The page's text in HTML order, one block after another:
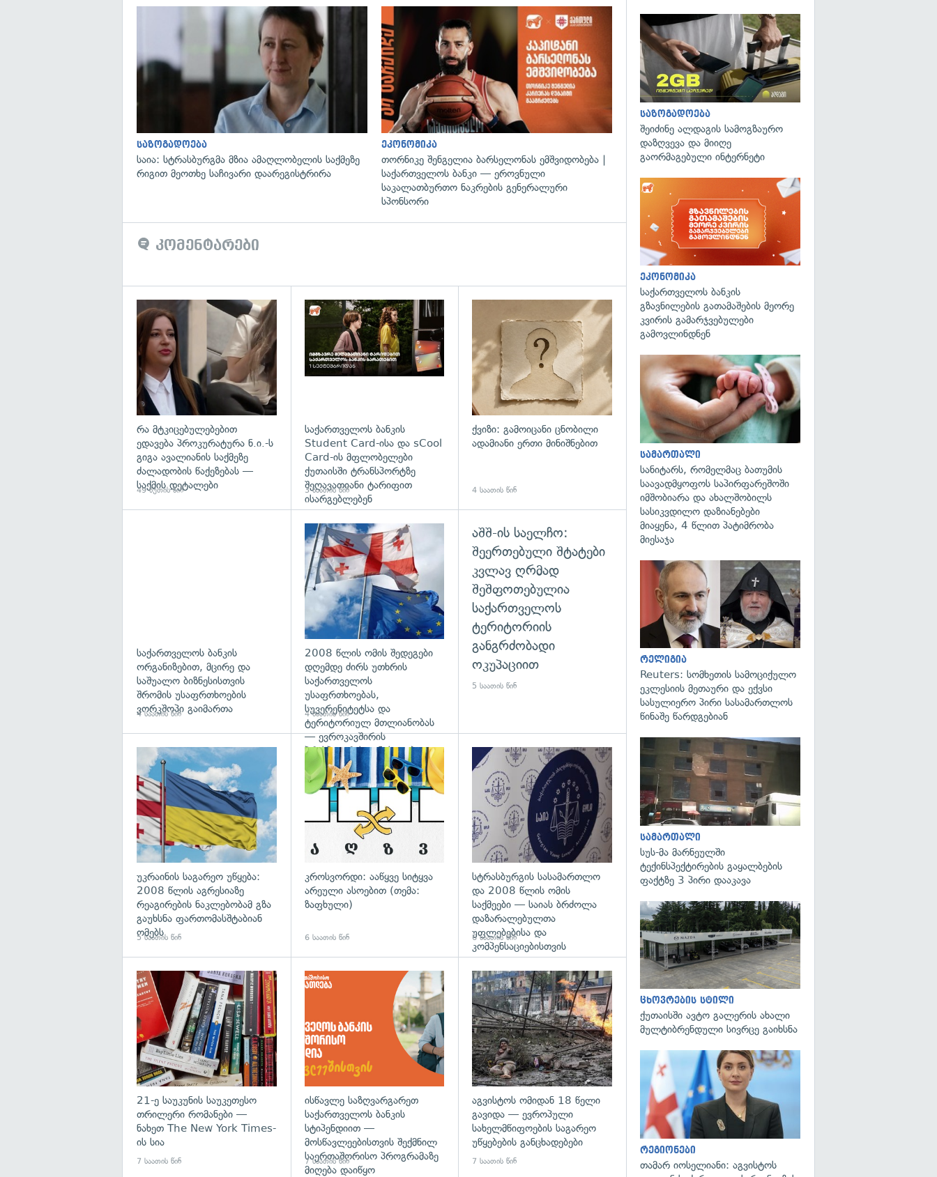
საზოგადოება
საია: სტრასბურგმა მზია ამაღლობელის საქმეზე
რიგით მეოთხე საჩივარი დაარეგისტრირა
ეკონომიკა
თორნიკე შენგელია ბარსელონას ემშვიდობება |
საქართველოს ბანკი — ეროვნული
საკალათბურთო ნაკრების გენერალური
სპონსორი
კომენტარები
გადახედვა
რა მტკიცებულებებით
ედავება პროკურატურა ნ.ი.-ს
გიგა ავალიანის საქმეზე
ძალადობის წაქეზებას —
საქმის დეტალები
49 წუთის წინ
საქართველოს ბანკის
Student Card-ისა და sCool
Card-ის მფლობელები
ქუთაისში ტრანსპორტზე
შეღავათიანი ტარიფით
ისარგებლებენ
3 საათის წინ
ქვიზი: გამოიცანი ცნობილი
ადამიანი ერთი მინიშნებით
4 საათის წინ
საქართველოს ბანკის
ორგანიზებით, მცირე და
საშუალო ბიზნესისთვის
შრომის უსაფრთხოების
ვორკშოპი გაიმართა
4 საათის წინ
გადახედვა
2008 წლის ომის შედეგები
დღემდე ძირს უთხრის
საქართველოს
უსაფრთხოებას,
სუვერენიტეტსა და
ტერიტორიულ მთლიანობას
— ევროკავშირის
პრესპიკერის განცხადება
4 საათის წინ
აშშ-ის საელჩო:
შეერთებული შტატები
კვლავ ღრმად
შეშფოთებულია
საქართველოს
ტერიტორიის
განგრძობადი
ოკუპაციით
5 საათის წინ
გადახედვა
უკრაინის საგარეო უწყება:
2008 წლის აგრესიაზე
რეაგირების ნაკლებობამ გზა
გაუხსნა ფართომასშტაბიან
ომებს
5 საათის წინ
გადახედვა
კროსვორდი: ააწყვე სიტყვა
არეული ასოებით (თემა:
ზაფხული)
6 საათის წინ
სტრასბურგის სასამართლო
და 2008 წლის ომის
საქმეები — საიას ბრძოლა
დაზარალებულთა
უფლებებისა და
კომპენსაციებისთვის
6 საათის წინ
გადახედვა
21-ე საუკუნის საუკეთესო
თრილერი რომანები —
ნახეთ The New York Times-
ის სია
7 საათის წინ
ისწავლე საზღვარგარეთ
საქართველოს ბანკის
სტიპენდიით —
მოსწავლეებისთვის შექმნილ
საერთაშორისო პროგრამაზე
მიღება დაიწყო
7 საათის წინ
გადახედვა
აგვისტოს ომიდან 18 წელი
გავიდა — ევროპული
სახელმწიფოების საგარეო
უწყებების განცხადებები
7 საათის წინ
საზოგადოება
შეიძინე ალდაგის სამოგზაურო
დაზღვევა და მიიღე
გაორმაგებული ინტერნეტი
ეკონომიკა
საქართველოს ბანკის
გზავნილების გათამაშების მეორე
კვირის გამარჯვებულები
გამოვლინდნენ
სამართალი
სანიტარს, რომელმაც ბათუმის
საავადმყოფოს საპირფარეშოში
იმშობიარა და ახალშობილს
სასიკვდილო დაზიანებები
მიაყენა, 4 წლით პატიმრობა
მიესაჯა
რელიგია
Reuters: სომხეთის სამოციქულო
ეკლესიის მეთაური და ექვსი
სასულიერო პირი სასამართლოს
წინაშე წარდგებიან
სამართალი
სუს-მა მარნეულში
ტექინსპექტირების გაყალბების
ფაქტზე 3 პირი დააკავა
ცხოვრების სტილი
ქუთაისში ავტო გალერის ახალი
მულტიბრენდული სივრცე გაიხსნა
რეგიონები
თამარ იოსელიანი: აგვისტოს